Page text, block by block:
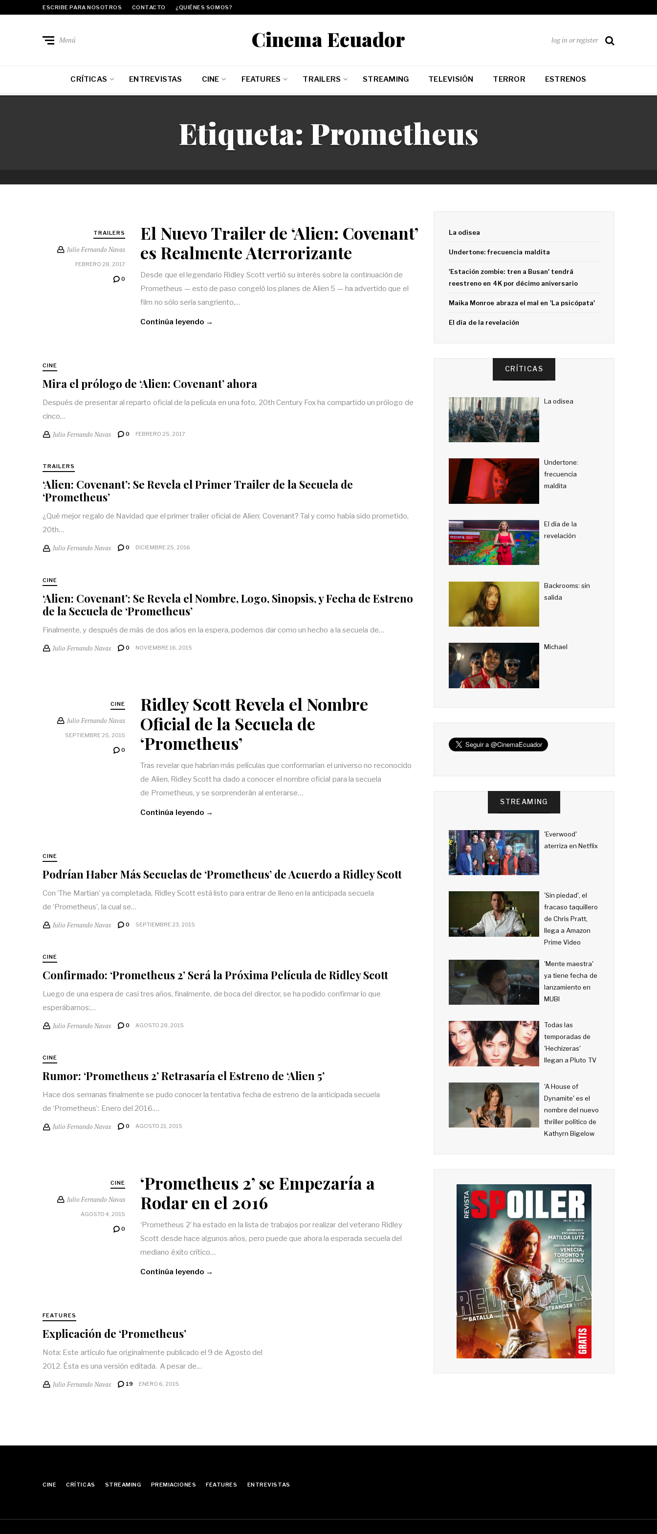
ESCRIBE PARA NOSOTROS CONTACTO ¿QUIÉNES SOMOS?
Cinema Ecuador
Menú log in or register
CRÍTICAS ENTREVISTAS CINE FEATURES TRAILERS STREAMING TELEVISIÓN TERROR ESTRENOS
Etiqueta: Prometheus
TRAILERS
Julio Fernando Navas
FEBRERO 28, 2017
0
El Nuevo Trailer de ‘Alien: Covenant’
es Realmente Aterrorizante
Desde que el legendario Ridley Scott vertió su interés sobre la continuación de
Prometheus — esto de paso congeló los planes de Alien 5 — ha advertido que el
film no sólo sería sangriento,…
Continúa leyendo →
CINE
Mira el prólogo de ‘Alien: Covenant’ ahora
Después de presentar al reparto oficial de la película en una foto, 20th Century Fox ha compartido un prólogo de
cinco…
Julio Fernando Navas 0 FEBRERO 25, 2017
TRAILERS
‘Alien: Covenant’: Se Revela el Primer Trailer de la Secuela de
‘Prometheus’
¿Qué mejor regalo de Navidad que el primer trailer oficial de Alien: Covenant? Tal y como había sido prometido,
20th…
Julio Fernando Navas 0 DICIEMBRE 25, 2016
CINE
‘Alien: Covenant’: Se Revela el Nombre, Logo, Sinopsis, y Fecha de Estreno
de la Secuela de ‘Prometheus’
Finalmente, y después de más de dos años en la espera, podemos dar como un hecho a la secuela de…
Julio Fernando Navas 0 NOVIEMBRE 16, 2015
CINE
Julio Fernando Navas
SEPTIEMBRE 25, 2015
0
Ridley Scott Revela el Nombre
Oficial de la Secuela de
‘Prometheus’
Tras revelar que habrían más películas que conformarían el universo no reconocido
de Alien, Ridley Scott ha dado a conocer el nombre oficial para la secuela
de Prometheus, y se sorprenderán al enterarse…
Continúa leyendo →
CINE
Podrían Haber Más Secuelas de ‘Prometheus’ de Acuerdo a Ridley Scott
Con ‘The Martian’ ya completada, Ridley Scott está listo para entrar de lleno en la anticipada secuela
de ‘Prometheus’, la cual se…
Julio Fernando Navas 0 SEPTIEMBRE 23, 2015
CINE
Confirmado: ‘Prometheus 2’ Será la Próxima Película de Ridley Scott
Luego de una espera de casi tres años, finalmente, de boca del director, se ha podido confirmar lo que
esperábamos:…
Julio Fernando Navas 0 AGOSTO 28, 2015
CINE
Rumor: ‘Prometheus 2’ Retrasaría el Estreno de ‘Alien 5’
Hace dos semanas finalmente se pudo conocer la tentativa fecha de estreno de la anticipada secuela
de ‘Prometheus’: Enero del 2016.…
Julio Fernando Navas 0 AGOSTO 21, 2015
CINE
Julio Fernando Navas
AGOSTO 4, 2015
0
‘Prometheus 2’ se Empezaría a
Rodar en el 2016
‘Prometheus 2’ ha estado en la lista de trabajos por realizar del veterano Ridley
Scott desde hace algunos años, pero puede que ahora la esperada secuela del
mediano éxito crítico…
Continúa leyendo →
FEATURES
Explicación de ‘Prometheus’
Nota: Este artículo fue originalmente publicado el 9 de Agosto del
2012. Ésta es una versión editada. A pesar de…
Julio Fernando Navas 19 ENERO 6, 2015
La odisea
Undertone: frecuencia maldita
'Estación zombie: tren a Busan' tendrá
reestreno en 4K por décimo aniversario
Maika Monroe abraza el mal en 'La psicópata'
El día de la revelación
CRÍTICAS
La odisea
Undertone:
frecuencia
maldita
El día de la
revelación
Backrooms: sin
salida
Michael
STREAMING
'Everwood'
aterriza en Netflix
'Sin piedad', el
fracaso taquillero
de Chris Pratt,
llega a Amazon
Prime Video
'Mente maestra'
ya tiene fecha de
lanzamiento en
MUBI
Todas las
temporadas de
'Hechizeras'
llegan a Pluto TV
'A House of
Dynamite' es el
nombre del nuevo
thriller político de
Kathyrn Bigelow
CINE CRÍTICAS STREAMING PREMIACIONES FEATURES ENTREVISTAS